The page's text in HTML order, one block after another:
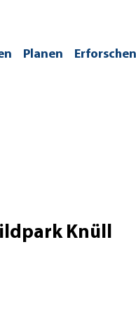
Planen Erforschen
Knüll